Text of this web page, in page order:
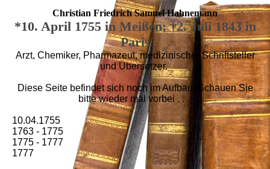
Christian Friedrich Samuel Hahnemann
*10. April 1755 in Meißen; †2. Juli 1843 in
Paris
Arzt, Chemiker, Pharmazeut, medizinischer Schriftsteller
und Übersetzer.
Diese Seite befindet sich noch im Aufbau. Schauen Sie
bitte wieder mal vorbei . . .
10.04.1755
1763 - 1775
1775 - 1777
1777